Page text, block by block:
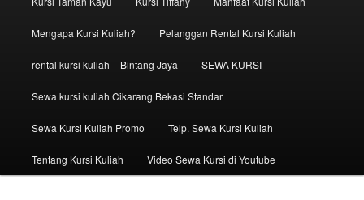
Mengapa Kursi Kuliah? Pelanggan Rental Kursi Kuliah
rental kursi kuliah – Bintang Jaya SEWA KURSI
Sewa kursi kuliah Cikarang Bekasi Standar
Sewa Kursi Kuliah Promo Telp. Sewa Kursi Kuliah
Tentang Kursi Kuliah Video Sewa Kursi di Youtube